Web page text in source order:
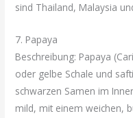
sind Thailand, Malaysia
7. Papaya
Beschreibung: Papaya
oder gelbe Schale und
schwarzen Samen im
mild, mit einem weichen,